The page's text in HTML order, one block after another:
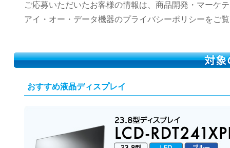
ご応募いただいたお客様の情報は、商品開発・マーケ
アイ・オー・データ機器のプライバシーポリシーをご
おすすめ液晶ディスプレイ